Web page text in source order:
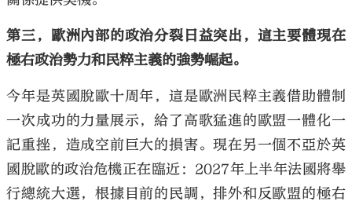
第三，歐洲內部的政治分裂日益突出，這主要體現在
極右政治勢力和民粹主義的強勢崛起。
今年是英國脫歐十周年，這是歐洲民粹主義借助體制
一次成功的力量展示，給了高歌猛進的歐盟一體化一
記重挫，造成空前巨大的損害。現在另一個不亞於英
國脫歐的政治危機正在臨近：2027年上半年法國將舉
行總統大選，根據目前的民調，排外和反歐盟的極右